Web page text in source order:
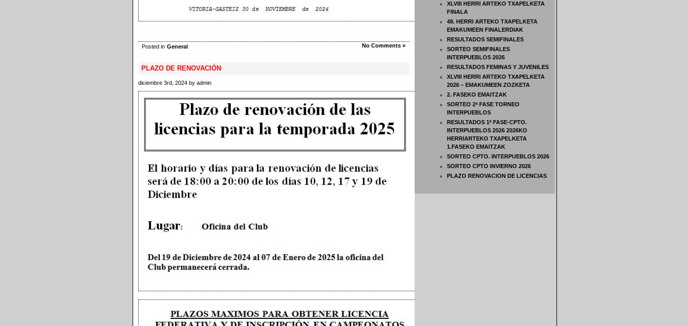
No Comments »
Posted in General
PLAZO DE RENOVACIÓN
diciembre 3rd, 2024 by admin
XLVIII HERRI ARTEKO TXAPELKETA
FINALA
48. HERRI ARTEKO TXAPELKETA
EMAKUMEEN FINALERDIAK
RESULTADOS SEMIFINALES
SORTEO SEMIFINALES
INTERPUEBLOS 2026
RESULTADOS FEMINAS Y JUVENILES
XLVIII HERRI ARTEKO TXAPELKETA
2026 – EMAKUMEEN ZOZKETA
2. FASEKO EMAITZAK
SORTEO 2ª FASE TORNEO
INTERPUEBLOS
RESULTADOS 1º FASE-CPTO.
INTERPUEBLOS 2026 2026KO
HERRIARTEKO TXAPELKETA
1.FASEKO EMAITZAK
SORTEO CPTO. INTERPUEBLOS 2026
SORTEO CPTO INVIERNO 2026
PLAZO RENOVACION DE LICENCIAS